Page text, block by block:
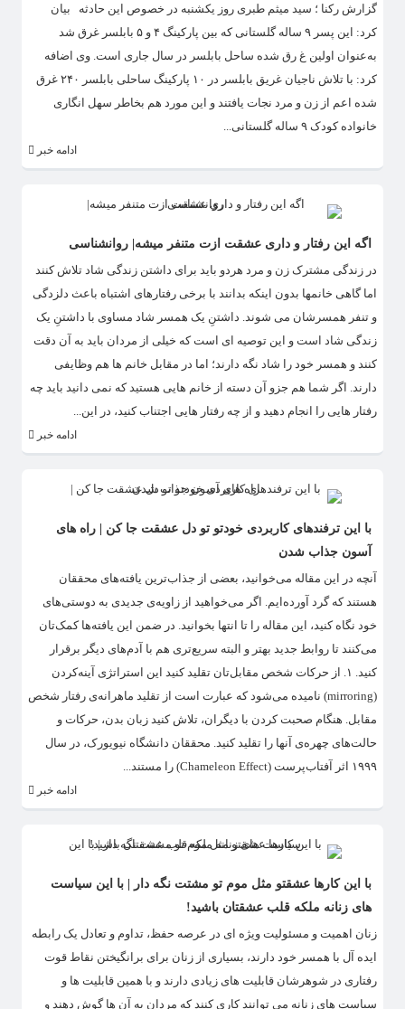
گزارش رکنا ؛ سید میثم طبری روز یکشنبه در خصوص این حادثه بیان
کرد: این پسر ۹ ساله گلستانی که بین پارکینگ ۴ و ۵ بابلسر غرق شد
به‌عنوان اولین غ رق شده ساحل بابلسر در سال جاری است. وی اضافه
کرد: با تلاش ناجیان غریق بابلسر در ۱۰ پارکینگ ساحلی بابلسر ۲۴۰ غرق
شده اعم از زن و مرد نجات یافتند و این مورد هم بخاطر سهل انگاری
خانواده کودک ۹ ساله گلستانی...
ادامه خبر
اگه این رفتار و داری عشقت ازت متنفر میشه| روانشناسی
در زندگی مشترک زن و مرد هردو باید برای داشتن زندگی شاد تلاش کنند
اما گاهی خانمها بدون اینکه بدانند با برخی رفتارهای اشتباه باعث دلزدگی
و تنفر همسرشان می شوند. داشتنِ یک همسر شاد مساوی با داشتنِ یک
زندگی شاد است و این توصیه ای است که خیلی از مردان باید به آن دقت
کنند و همسر خود را شاد نگه دارند؛ اما در مقابل خانم ها هم وظایفی
دارند.‌ اگر شما هم جزو آن دسته از خانم هایی هستید که نمی دانید باید چه
رفتار هایی را انجام دهید و از چه رفتار هایی اجتناب کنید، در این...
ادامه خبر
با این ترفندهای کاربردی خودتو تو دل عشقت جا کن | راه های
آسون جذاب شدن
آنچه در این مقاله می‌خوانید، بعضی از جذاب‌ترین یافته‌های محققان
هستند که گرد آورده‌ایم. اگر می‌خواهید از زاویه‌ی جدیدی به دوستی‌های
خود نگاه کنید، این مقاله را تا انتها بخوانید. در ضمن این یافته‌ها کمک‌تان
می‌کنند تا روابط جدید بهتر و البته سریع‌تری هم با آدم‌های دیگر برقرار
کنید. ۱. از حرکات شخص مقابل‌تان تقلید کنید این استراتژی آینه‌کردن
(mirroring) نامیده می‌شود که عبارت است از تقلید ماهرانه‌ی رفتار شخص
مقابل. هنگام صحبت کردن با دیگران، تلاش کنید زبان بدن، حرکات و
حالت‌های چهره‌ی آنها را تقلید کنید. محققان دانشگاه نیویورک، در سال
۱۹۹۹ اثر آفتاب‌پرست (Chameleon Effect) را مستند...
ادامه خبر
با این کارها عشقتو مثل موم تو مشتت نگه دار | با این سیاست
های زنانه ملکه قلب عشقتان باشید!
زنان اهمیت و مسئولیت ویژه ای در عرصه حفظ، تداوم و تعادل یک رابطه
ایده آل با همسر خود دارند، بسیاری از زنان برای برانگیختن نقاط قوت
رفتاری در شوهرشان قابلیت های زیادی دارند و با همین قابلیت ها و
سیاست های زنانه می توانند کاری کنند که مردان به آن ها گوش دهند و